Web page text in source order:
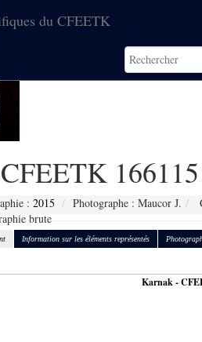
du CFEETK
166115
: 2015 Photographe : Maucor J.
brute
Information sur les éléments représentés